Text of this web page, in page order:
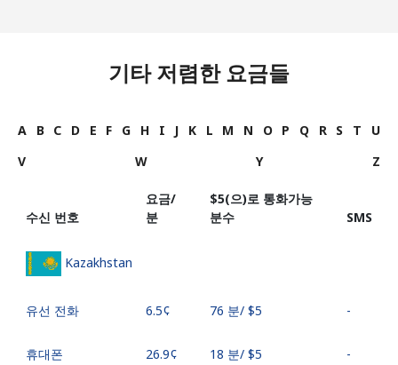
기타 저렴한 요금들
A B C D E F G H I J K L M N O P Q R S T
U
V
W Y Z
수신 번호
요금/
분
⁦$5⁩(으)로 통화가능
분수
SMS
Kazakhstan
유선 전화 ⁦6.5¢⁩ 76 분/ ⁦$5⁩ -
휴대폰 ⁦26.9¢⁩ 18 분/ ⁦$5⁩ -